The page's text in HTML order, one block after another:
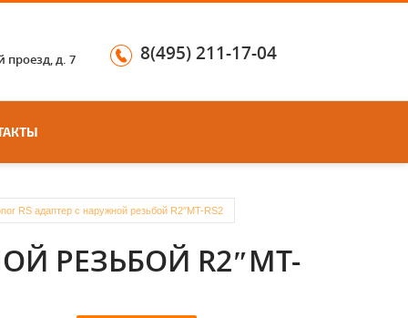
проезд, д. 7 8(495) 211-17-04
RS адаптер с наружной резьбой R2″MT-RS2
РЕЗЬБОЙ R2″MT-